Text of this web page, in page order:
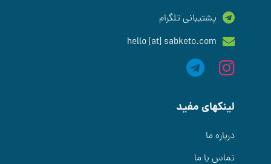
پشتیبانی تلگرام
hello [at] sabketo.com
لینکهای مفید
درباره ما
تماس با ما